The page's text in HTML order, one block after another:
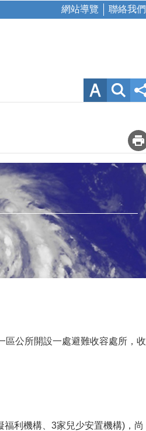
網站導覽 聯絡我們
區公所開設一處避難收容處所，收
利機構、3家兒少安置機構)，尚